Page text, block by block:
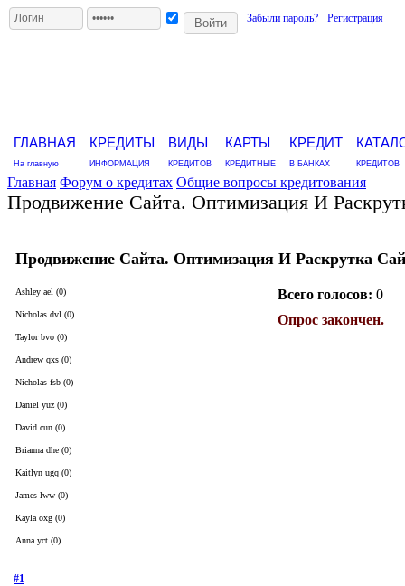
Забыли пароль? Регистрация
ГЛАВНАЯ
На главную
КРЕДИТЫ
ИНФОРМАЦИЯ
ВИДЫ
КРЕДИТОВ
КАРТЫ
КРЕДИТНЫЕ
КРЕДИТ
В БАНКАХ КРЕДИТОВ
Главная Форум о кредитах Общие вопросы кредитования
Продвижение Сайта. Оптимизация И
Продвижение Сайта. Оптимизация И Раскрутка
Ashley ael (0)
Nicholas dvl (0)
Taylor bvo (0)
Andrew qxs (0)
Nicholas fsb (0)
Daniel yuz (0)
David cun (0)
Brianna dhe (0)
Kaitlyn ugq (0)
James lww (0)
Kayla oxg (0)
Anna yct (0)
Всего голосов: 0
Опрос закончен.
#1